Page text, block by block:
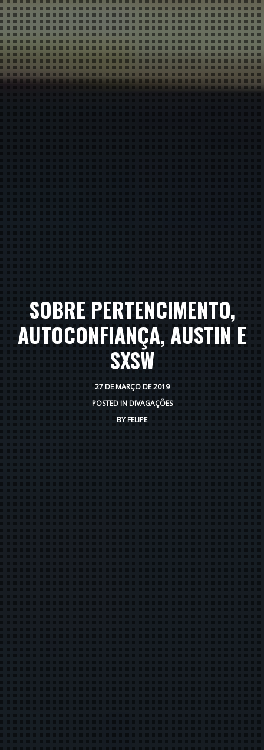
SOBRE PERTENCIMENTO,
AUTOCONFIANÇA, AUSTIN E
SXSW
27 DE MARÇO DE 2019
POSTED IN DIVAGAÇÕES
BYFELIPE